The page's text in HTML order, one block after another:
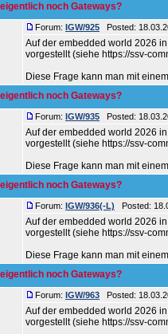
noch Gateways?
Forum: IGW/925 Posted:
Auf der embedded world 2026
vorgestellt (siehe https://ssv-
Diese Frage kann man mit
noch Gateways?
Forum: IGW/935 Posted:
Auf der embedded world 2026
vorgestellt (siehe https://ssv-
Diese Frage kann man mit
noch Gateways?
Forum: IGW/936(-L) Posted:
Auf der embedded world 2026
vorgestellt (siehe https://ssv-
Diese Frage kann man mit
noch Gateways?
Forum: IGW/963 Posted:
Auf der embedded world 2026
vorgestellt (siehe https://ssv-